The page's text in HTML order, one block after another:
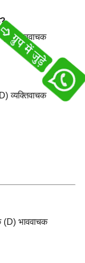
भाववाचक
व्यक्तिवाचक
(D) भाववाचक